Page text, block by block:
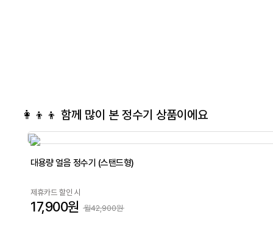
👩‍👦‍👦 함께 많이 본 정수기 상품이에요
대용량 얼음 정수기 (스탠드형)
제휴카드 할인 시
17,900원 월42,900원